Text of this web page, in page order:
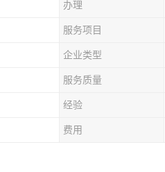
办理
服务项目
企业类型
服务质量
经验
费用